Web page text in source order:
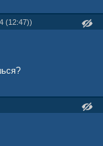
(12:47))